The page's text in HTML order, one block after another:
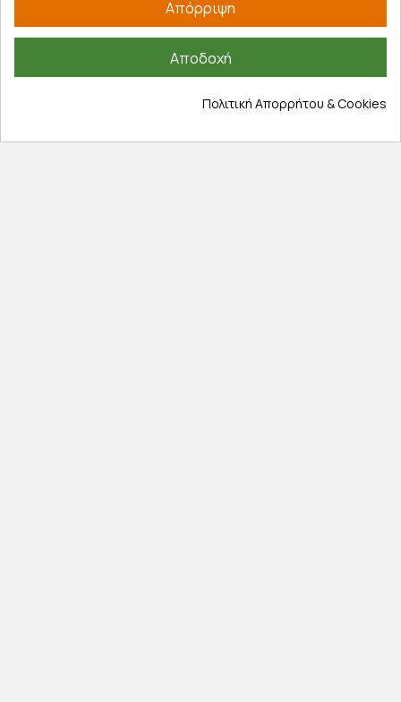
Τα αγαπημένα μου
Τρόποι πληρωμής
Απόρριψη
Αποδοχή
Πολιτική Απορρήτου & Cookies